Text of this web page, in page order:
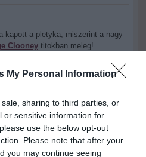
My Personal Information
sharing to third parties, or
or sensitive information for
use the below opt-out
Please note that after your
you may continue seeing
kapott a pletyka, miszerint a nagy
Clooneytitokban meleg!
aVészhelyzet Ross dokija sosem
vágyik bekötni egy nő fejét...